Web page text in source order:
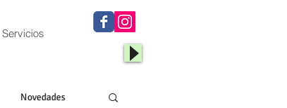
Servicios
Novedades